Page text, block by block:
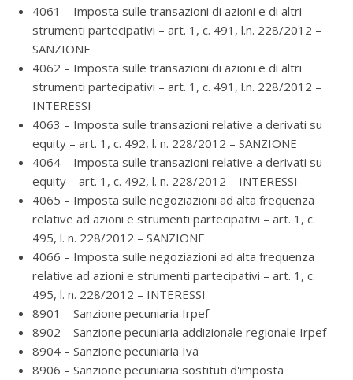
4061 – Imposta sulle transazioni di azioni e di altri
strumenti partecipativi – art. 1, c. 491, l.n. 228/2012 –
SANZIONE
4062 – Imposta sulle transazioni di azioni e di altri
strumenti partecipativi – art. 1, c. 491, l.n. 228/2012 –
INTERESSI
4063 – Imposta sulle transazioni relative a derivati su
equity – art. 1, c. 492, l. n. 228/2012 – SANZIONE
4064 – Imposta sulle transazioni relative a derivati su
equity – art. 1, c. 492, l. n. 228/2012 – INTERESSI
4065 – Imposta sulle negoziazioni ad alta frequenza
relative ad azioni e strumenti partecipativi – art. 1, c.
495, l. n. 228/2012 – SANZIONE
4066 – Imposta sulle negoziazioni ad alta frequenza
relative ad azioni e strumenti partecipativi – art. 1, c.
495, l. n. 228/2012 – INTERESSI
8901 – Sanzione pecuniaria Irpef
8902 – Sanzione pecuniaria addizionale regionale Irpef
8904 – Sanzione pecuniaria Iva
8906 – Sanzione pecuniaria sostituti d'imposta